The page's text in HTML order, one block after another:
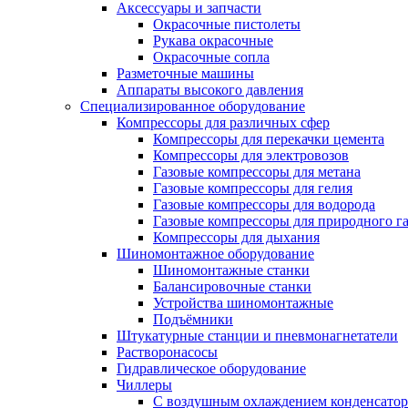
Аксессуары и запчасти
Окрасочные пистолеты
Рукава окрасочные
Окрасочные сопла
Разметочные машины
Аппараты высокого давления
Специализированное оборудование
Компрессоры для различных сфер
Компрессоры для перекачки цемента
Компрессоры для электровозов
Газовые компрессоры для метана
Газовые компрессоры для гелия
Газовые компрессоры для водорода
Газовые компрессоры для природного
Компрессоры для дыхания
Шиномонтажное оборудование
Шиномонтажные станки
Балансировочные станки
Устройства шиномонтажные
Подъёмники
Штукатурные станции и пневмонагнетатели
Растворонасосы
Гидравлическое оборудование
Чиллеры
С воздушным охлаждением